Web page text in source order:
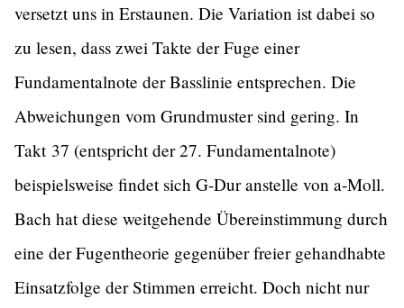
versetzt uns in Erstaunen. Die Variation ist dabei so
zu lesen, dass zwei Takte der Fuge einer
Fundamentalnote der Basslinie entsprechen. Die
Abweichungen vom Grundmuster sind gering. In
Takt 37 (entspricht der 27. Fundamentalnote)
beispielsweise findet sich G-Dur anstelle von a-Moll.
Bach hat diese weitgehende Übereinstimmung durch
eine der Fugentheorie gegenüber freier gehandhabte
Einsatzfolge der Stimmen erreicht. Doch nicht nur